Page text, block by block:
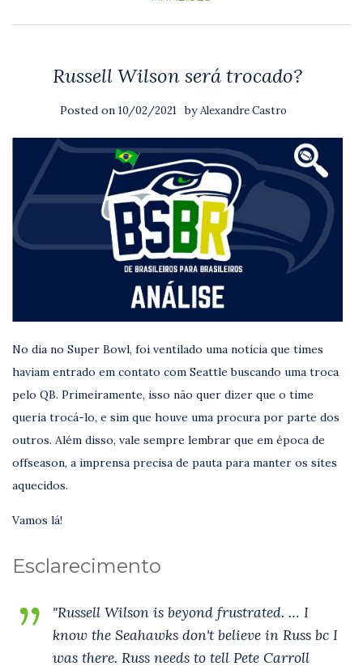
Russell Wilson será trocado?
Posted on 10/02/2021 byAlexandre Castro
No dia no Super Bowl, foi ventilado uma notícia que times
haviam entrado em contato com Seattle buscando uma troca
pelo QB. Primeiramente, isso não quer dizer que o time
queria trocá-lo, e sim que houve uma procura por parte dos
outros. Além disso, vale sempre lembrar que em época de
offseason, a imprensa precisa de pauta para manter os sites
aquecidos.
Vamos lá!
Esclarecimento
"Russell Wilson is beyond frustrated. … I
know the Seahawks don't believe in Russ bc I
was there. Russ needs to tell Pete Carroll